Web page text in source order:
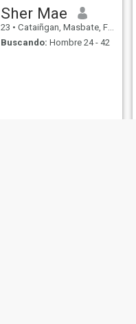
Sher Mae
23 • Cataiñgan, Masbate, Filipinas
Buscando: Hombre 24 - 42